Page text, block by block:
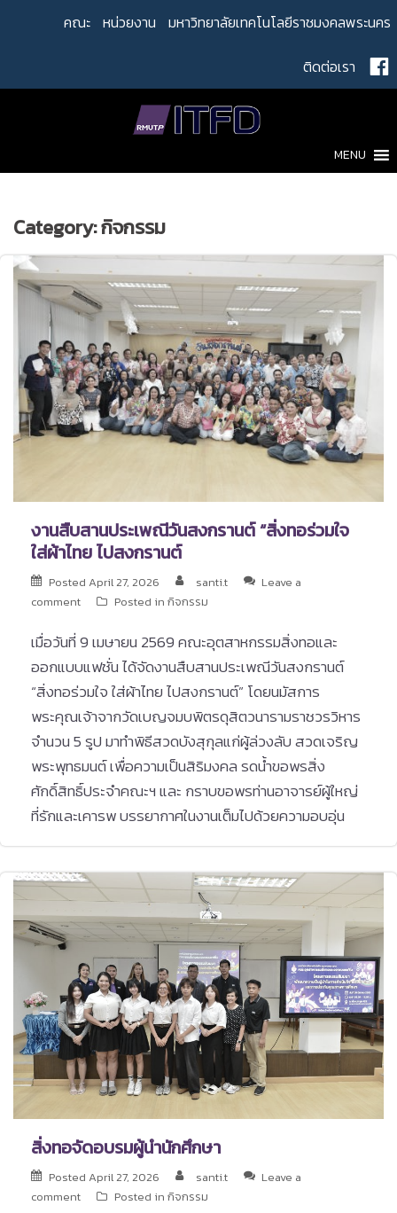
คณะ หน่วยงาน มหาวิทยาลัยเทคโนโลยีราชมงคลพระนคร
ติดต่อเรา
MENU
Category:กิจกรรม
งานสืบสานประเพณีวันสงกรานต์ “สิ่งทอร่วมใจ
ใส่ผ้าไทย ไปสงกรานต์
Posted April 27, 2026 santi.t
Leave a
comment
Posted in กิจกรรม
เมื่อวันที่ 9 เมษายน 2569 คณะอุตสาหกรรมสิ่งทอและ
ออกแบบแฟชั่น ได้จัดงานสืบสานประเพณีวันสงกรานต์
“สิ่งทอร่วมใจ ใส่ผ้าไทย ไปสงกรานต์” โดยนมัสการ
พระคุณเจ้าจากวัดเบญจมบพิตรดุสิตวนารามราชวรวิหาร
จำนวน 5 รูป มาทำพิธีสวดบังสุกุลแก่ผู้ล่วงลับ สวดเจริญ
พระพุทธมนต์ เพื่อความเป็นสิริมงคล รดน้ำขอพรสิ่ง
ศักดิ์สิทธิ์ประจำคณะฯ และ กราบขอพรท่านอาจารย์ผู้ใหญ่
ที่รักและเคารพ บรรยากาศในงานเต็มไปด้วยความอบอุ่น
สิ่งทอจัดอบรมผู้นำนักศึกษา
Posted April 27, 2026 santi.t
Leave a
comment
Posted in กิจกรรม